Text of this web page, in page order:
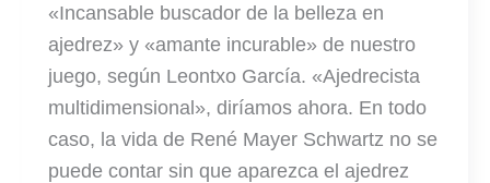
«Incansable buscador de la belleza en
ajedrez» y «amante incurable» de nuestro
juego, según Leontxo García. «Ajedrecista
multidimensional», diríamos ahora. En todo
caso, la vida de René Mayer Schwartz no se
puede contar sin que aparezca el ajedrez